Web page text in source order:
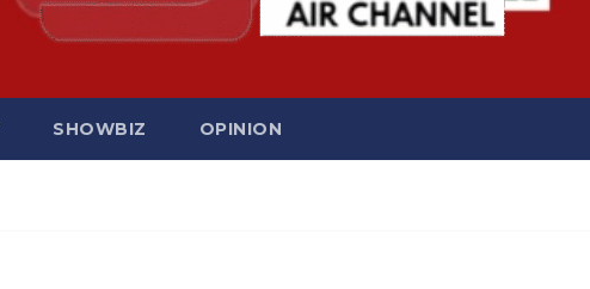
SHOWBIZ OPINION